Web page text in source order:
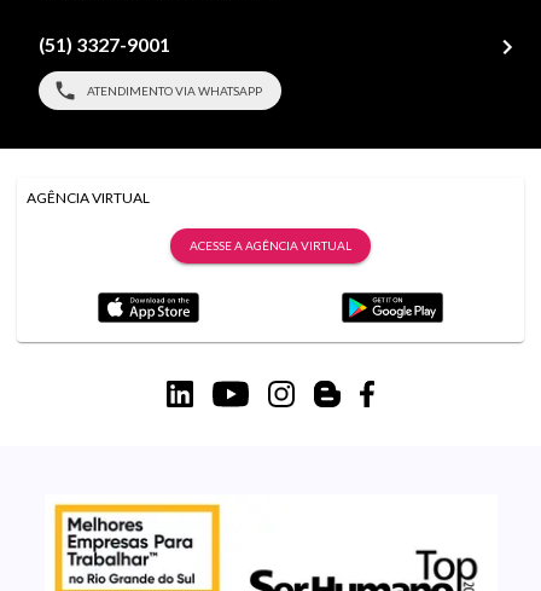
(51) 3327-9001
ATENDIMENTO VIA WHATSAPP
AGÊNCIA VIRTUAL
ACESSE A AGÊNCIA VIRTUAL